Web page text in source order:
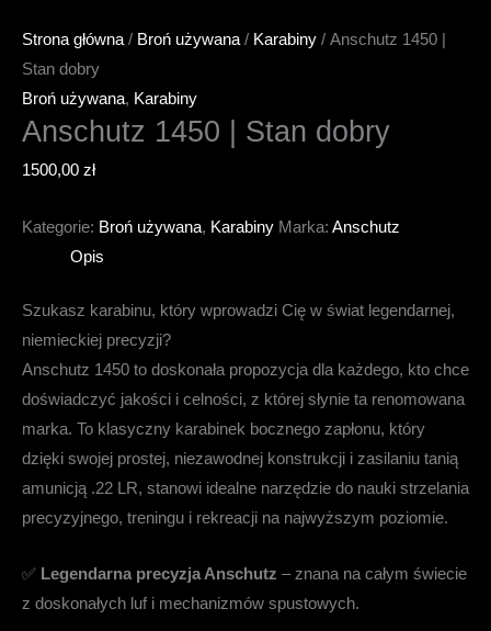
Strona główna/ Broń używana/ Karabiny / Anschutz 1450 |
Stan dobry
Broń używana, Karabiny
Anschutz 1450 | Stan dobry
1500,00 zł
Kategorie: Broń używana, Karabiny Marka: Anschutz
Opis
Szukasz karabinu, który wprowadzi Cię w świat legendarnej,
niemieckiej precyzji?
Anschutz 1450 to doskonała propozycja dla każdego, kto chce
doświadczyć jakości i celności, z której słynie ta renomowana
marka. To klasyczny karabinek bocznego zapłonu, który
dzięki swojej prostej, niezawodnej konstrukcji i zasilaniu tanią
amunicją .22 LR, stanowi idealne narzędzie do nauki strzelania
precyzyjnego, treningu i rekreacji na najwyższym poziomie.
✅ Legendarna precyzja Anschutz – znana na całym świecie
z doskonałych luf i mechanizmów spustowych.